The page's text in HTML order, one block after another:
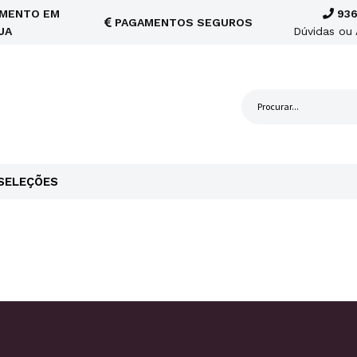
EM
PAGAMENTOS SEGUROS
Dúvidas ou